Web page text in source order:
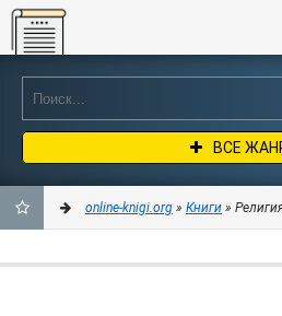
Online-knigi.org
ВСЕ
online-knigi.org » Книги »